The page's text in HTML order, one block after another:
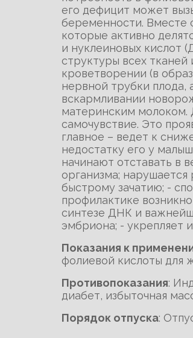
его дефицит может
беременности. Вместе
которые активно
и нуклеиновых кислот
структуры всех
кроветворении (в
нервной трубки плода,
вскармливании
материнским молоком.
самочувствие. Это
главное – ведет к
недостатку его у
начинают отставать в
организма;
быстрому зачатию; -
профилактике
синтезе ДНК и
эмбриона; - укрепляет
Показания к
фолиевой кислоты
Противопоказания:
диабет, избыточная
Порядок отпуска: